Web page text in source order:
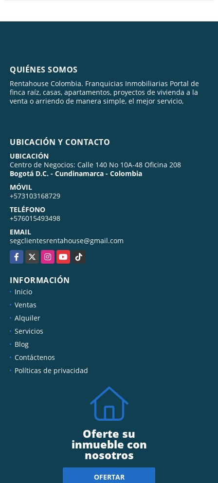
QUIÉNES SOMOS
Rentahouse Colombia. Franquicias Inmobiliarias Portal de
finca raíz, casas, apartamentos, proyectos de vivienda a la
venta o arriendo de manera simple, el mejor servicio,
UBICACIÓN Y CONTACTO
UBICACIÓN
Centro de Negocios: Calle 140 No 10A-48 Oficina 208
Bogotá D.C. - Cundinamarca - Colombia
MÓVIL
+573103168729
TELÉFONO
+576015493498
EMAIL
segclientesrentahouse@gmail.com
Facebook
X InstagramYouTubeTikTok
INFORMACIÓN
Inicio
Ventas
Alquiler
Servicios
Blog
Contáctenos
Políticas de privacidad
Oferte su
inmueble con
nosotros
OFERTAR